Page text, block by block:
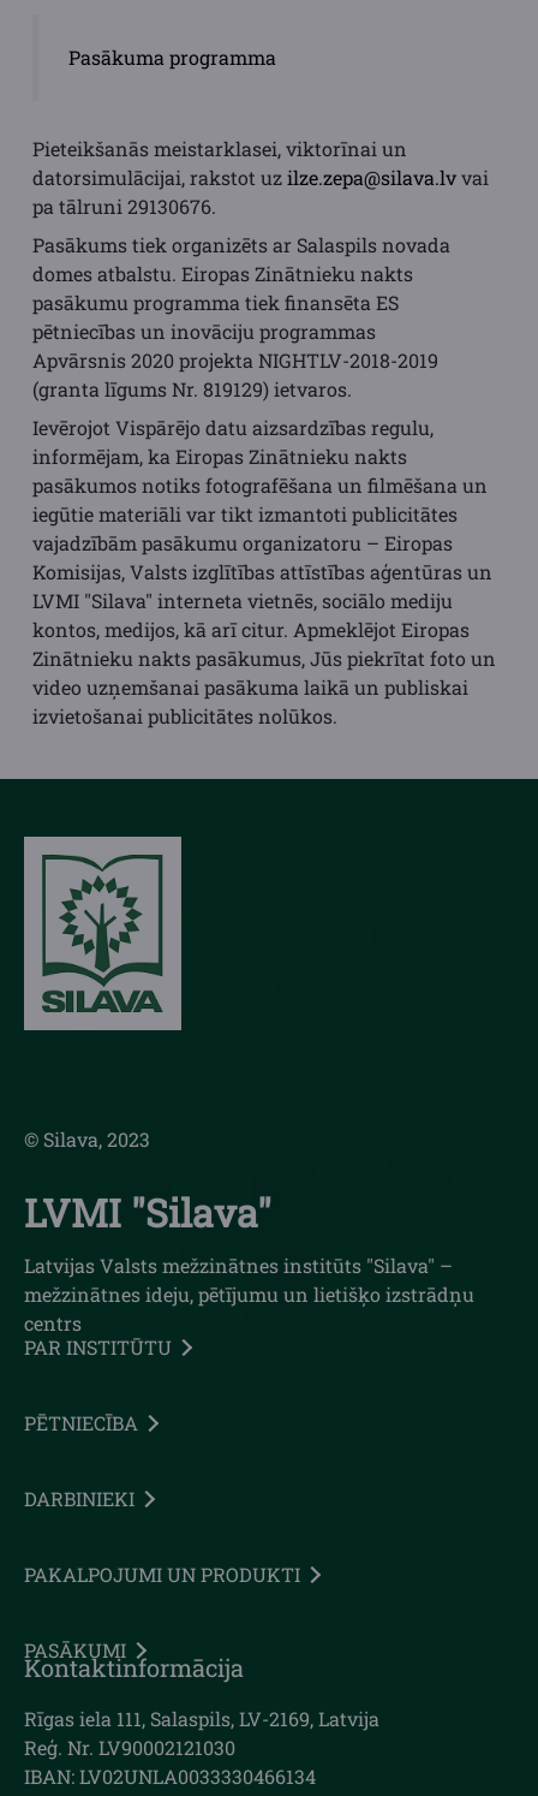
Pasākuma programma
Pieteikšanās meistarklasei, viktorīnai un
datorsimulācijai, rakstot uzilze.zepa@silava.lvvai
pa tālruni 29130676.
Pasākums tiek organizēts ar Salaspils novada
domes atbalstu. Eiropas Zinātnieku nakts
pasākumu programma tiek finansēta ES
pētniecības un inovāciju programmas
Apvārsnis 2020 projekta NIGHTLV-2018-2019
(granta līgums Nr. 819129) ietvaros.
Ievērojot Vispārējo datu aizsardzības regulu,
informējam, ka Eiropas Zinātnieku nakts
pasākumos notiks fotografēšana un filmēšana un
iegūtie materiāli var tikt izmantoti publicitātes
vajadzībām pasākumu organizatoru – Eiropas
Komisijas, Valsts izglītības attīstības aģentūras un
LVMI "Silava" interneta vietnēs, sociālo mediju
kontos, medijos, kā arī citur. Apmeklējot Eiropas
Zinātnieku nakts pasākumus, Jūs piekrītat foto un
video uzņemšanai pasākuma laikā un publiskai
izvietošanai publicitātes nolūkos.
© Silava, 2023
LVMI "Silava"
Latvijas Valsts mežzinātnes institūts "Silava" –
mežzinātnes ideju, pētījumu un lietišķo izstrādņu
centrs
PAR INSTITŪTU
PĒTNIECĪBA
DARBINIEKI
PAKALPOJUMI UN PRODUKTI
PASĀKUMI
Kontaktinformācija
Rīgas iela 111, Salaspils, LV-2169, Latvija
Reģ. Nr. LV90002121030
IBAN: LV02UNLA0033330466134